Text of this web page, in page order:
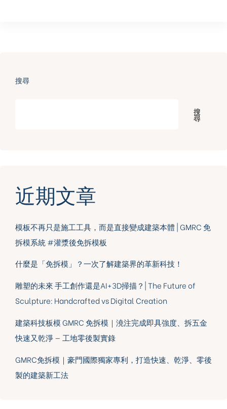
搜尋
搜
尋
近期文章
模板不再只是施工工具，而是直接變成建築本體 | GMRC 免
拆模系統 #灌漿後免拆模板
什麼是「免拆模」？一次了解建築界的革新科技！
雕塑的未來 手工創作還是AI+3D掃描？| The Future of
Sculpture: Handcrafted vs Digital Creation
建築科技板模 GMRC 免拆模｜澆注完成即具強度、拆五金
快速又乾淨 — 工地零後製實錄
GMRC免拆模｜豪門國際獨家專利，打造快速、乾淨、零後
製的建築新工法